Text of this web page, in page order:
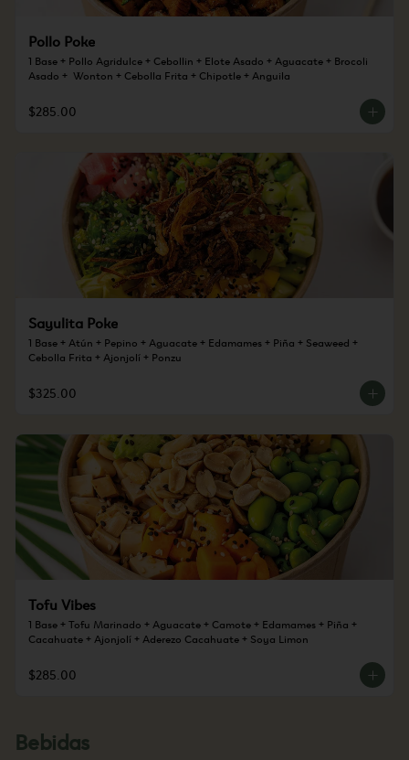
Pollo Poke
1 Base + Pollo Agridulce + Cebollin + Elote Asado + Aguacate + Brocoli
Asado +  Wonton + Cebolla Frita + Chipotle + Anguila
$285.00
Sayulita Poke
1 Base + Atún + Pepino + Aguacate + Edamames + Piña + Seaweed +
Cebolla Frita + Ajonjolí + Ponzu
$325.00
Tofu Vibes
1 Base + Tofu Marinado + Aguacate + Camote + Edamames + Piña +
Cacahuate + Ajonjolí + Aderezo Cacahuate + Soya Limon
$285.00
Bebidas